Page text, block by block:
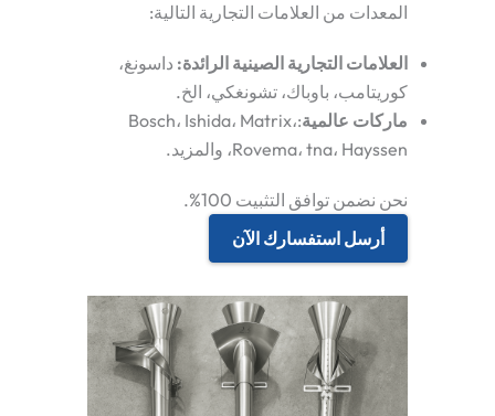
المعدات من العلامات التجارية التالية:
العلامات التجارية الصينية الرائدة: داسونغ،
كوريتامب، باوباك، تشونغكي، الخ.
ماركات عالمية :Bosch، Ishida، Matrix،
Rovema، tna، Hayssen، والمزيد.
نحن نضمن توافق التثبيت 100%.
أرسل استفسارك الآن